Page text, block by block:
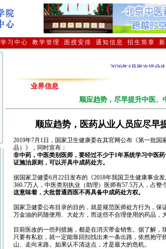
学习中心 教学管理 面授安排 通知信息 招生简章
2026年4月批次毕业
业界信息
顺应趋势，尽早提升中医、
顺应趋势，医药从业人员应尽早
2019年7月1日，国家卫生健康委在其官网公布《第一批国
品）》，同时宣布：
非中药，中医类别医师，要经过不少于1年系统学习中医
证施治原则，可以开具中成药处方。
据国家卫健委6月22日发布的《2018年我国卫生健康事业
360.7万人，中医类别执业（助理）医师有57.5万人，占整
这意味着，大批普通西医不再具备中成药处方权。
国家卫健委公布目录的目的，就是规范医师处方行为，保
万金油的药随便用、大处方，而这些不合理使用的药品，
目前医改的一些列措施，都是在消灭带金销售。据了解
只要有私欲，就一定能靠回扣找出来一条出路，依然抱
山、走向末路。如果认不清这点，才是最大的危机。